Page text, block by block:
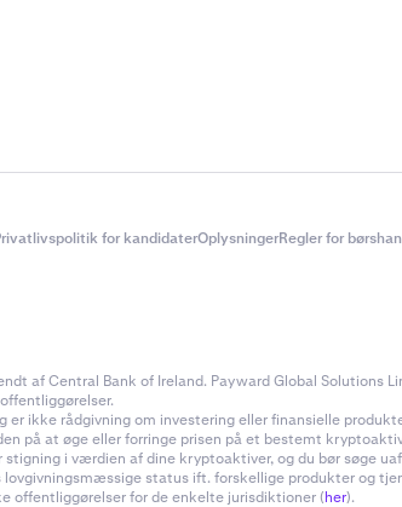
for kandidaterOplysningerRegler for
af Central Bank of Ireland. Payward Global Solutions
er ikke rådgivning om investering eller finansielle
på at øge eller forringe prisen på et bestemt
i værdien af dine kryptoaktiver, og du bør søge
lovgivningsmæssige status ift. forskellige produkter og
offentliggørelser for de enkelte jurisdiktioner (her).